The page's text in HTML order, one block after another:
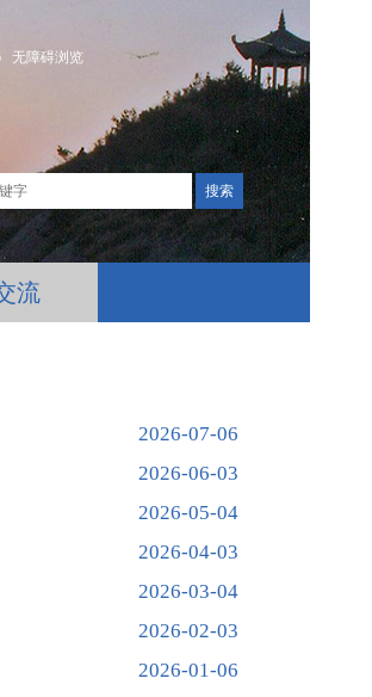
无障碍浏览
流
2026-07-06
2026-06-03
2026-05-04
2026-04-03
2026-03-04
2026-02-03
2026-01-06